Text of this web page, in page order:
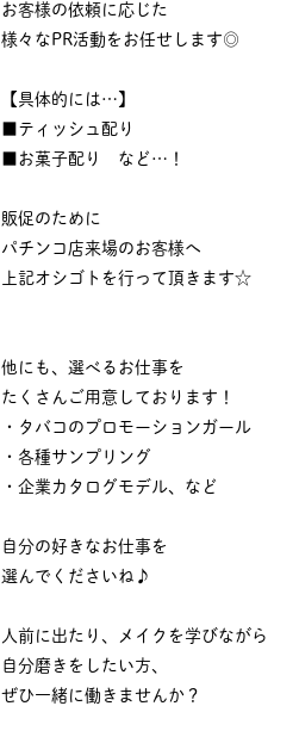
お客様の依頼に応じた
様々なPR活動をお任せします◎
【具体的には…】
■ティッシュ配り
■お菓子配り など…！
販促のために
パチンコ店来場のお客様へ
上記オシゴトを行って頂きます☆
他にも、選べるお仕事を
たくさんご用意しております！
・タバコのプロモーションガール
・各種サンプリング
・企業カタログモデル、など
自分の好きなお仕事を
選んでくださいね♪
人前に出たり、メイクを学びながら
自分磨きをしたい方、
ぜひ一緒に働きませんか？